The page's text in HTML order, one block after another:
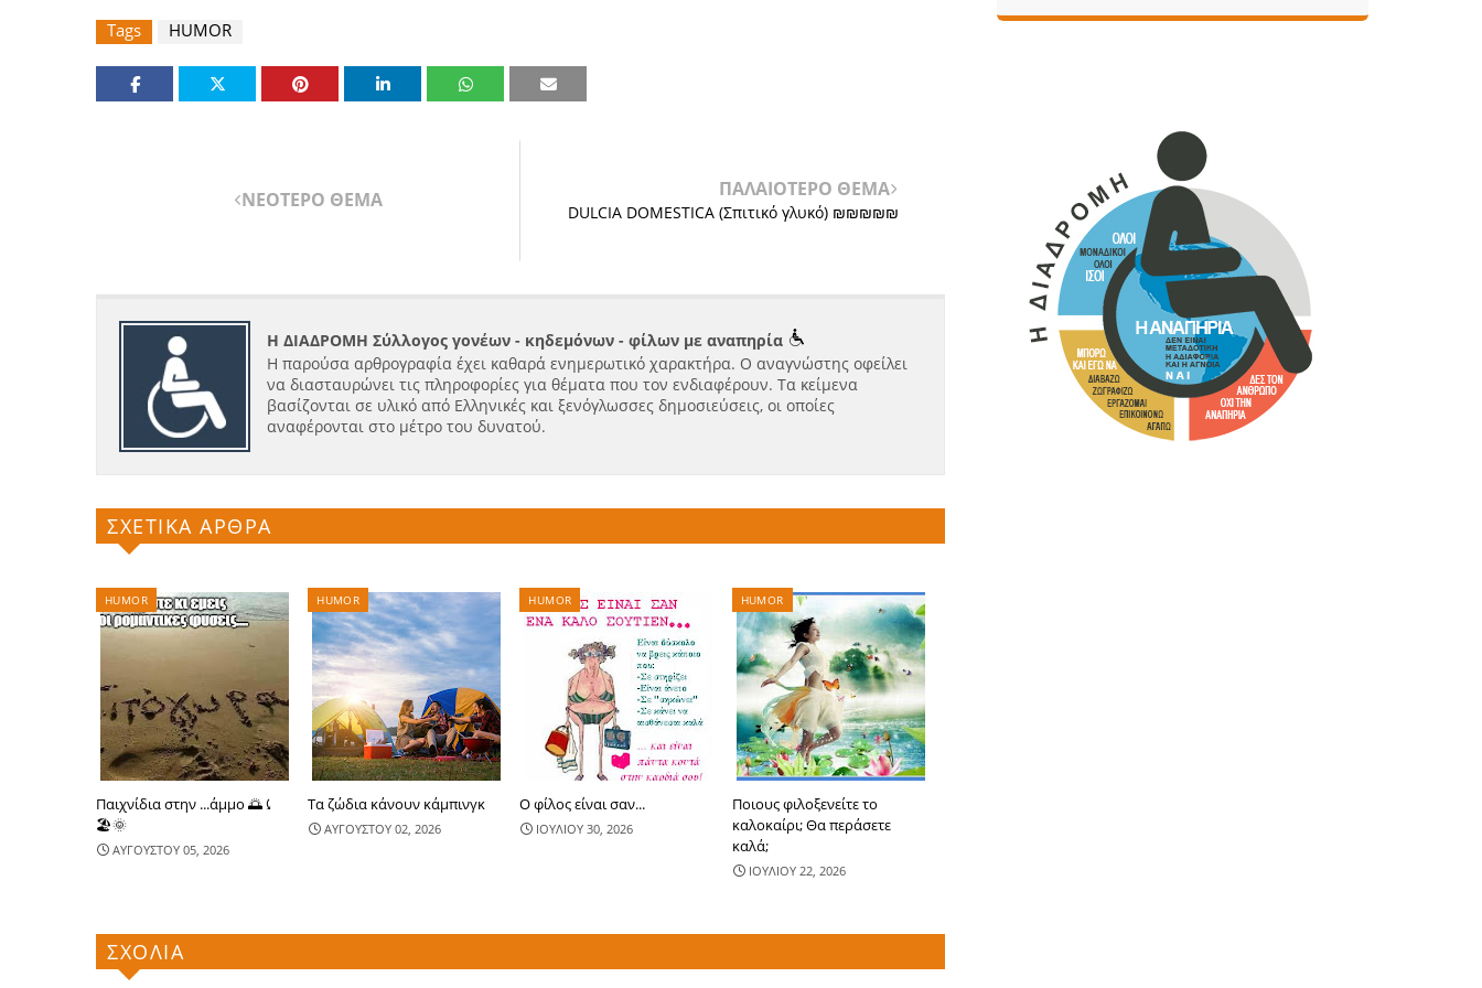
Tags HUMOR
ΝΕΟΤΕΡΟ ΘΕΜΑ ΠΑΛΑΙΟΤΕΡΟ ΘΕΜΑ
DULCIA DOMESTICA (Σπιτικό γλυκό) ₪₪₪₪₪
Η ΔΙΑΔΡΟΜΗ Σύλλογος γονέων - κηδεμόνων - φίλων με αναπηρία
Η παρούσα αρθρογραφία έχει καθαρά ενημερωτικό χαρακτήρα. Ο αναγνώστης οφείλει
να διασταυρώνει τις πληροφορίες για θέματα που τον ενδιαφέρουν. Τα κείμενα
βασίζονται σε υλικό από Ελληνικές και ξενόγλωσσες δημοσιεύσεις, οι οποίες
αναφέρονται στο μέτρο του δυνατού.
ΣΧΕΤΙΚΑ ΑΡΘΡΑ
HUMOR
Παιχνίδια στην ...άμμο 🌅⤹
🏖🌞
ΑΥΓΟΥΣΤΟΥ 05, 2026
HUMOR
Τα ζώδια κάνουν κάμπινγκ
ΑΥΓΟΥΣΤΟΥ 02, 2026
HUMOR
Ο φίλος είναι σαν...
ΙΟΥΛΙΟΥ 30, 2026
HUMOR
Ποιους φιλοξενείτε το
καλοκαίρι; Θα περάσετε
καλά;
ΙΟΥΛΙΟΥ 22, 2026
ΣΧΟΛΙΑ